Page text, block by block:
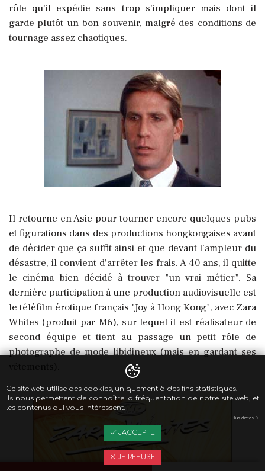
rôle qu’il expédie sans trop s’impliquer mais dont il
garde plutôt un bon souvenir, malgré des conditions de
tournage assez chaotiques.
Il retourne en Asie pour tourner encore quelques pubs
et figurations dans des productions hongkongaises avant
de décider que ça suffit ainsi et que devant l’ampleur du
désastre, il convient d’arrêter les frais. A 40 ans, il quitte
le cinéma bien décidé à trouver "un vrai métier". Sa
dernière participation à une production audiovisuelle est
le téléfilm érotique français "Joy à Hong Kong", avec Zara
Whites (produit par M6), sur lequel il est réalisateur de
second équipe et tient au passage un petit rôle de
photographe de mode libidineux (mais en gardant ses
Ce site web utilise des cookies, uniquement à des fins statistiques.
Ils nous permettent de connaître la fréquentation de notre site web, et
les contenus qui vous intéressent.
Plus d'infos
J'ACCEPTE
JE REFUSE